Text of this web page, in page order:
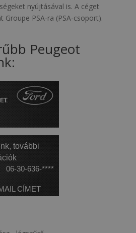
nyújtásával is. A céget
Groupe PSA-ra (PSA-csoport).
Peugeot
további
06-30-636-****
CÍMET